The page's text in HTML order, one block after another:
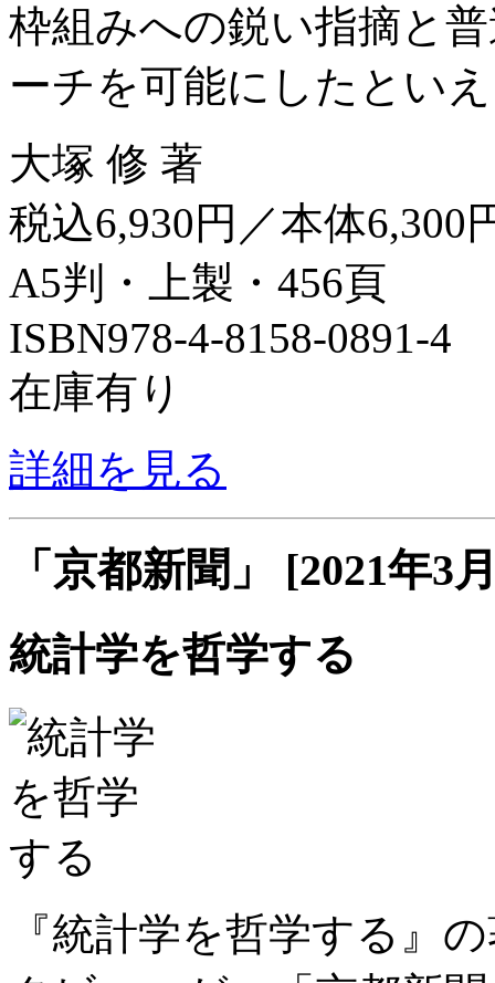
枠組みへの鋭い指摘と
ーチを可能にしたとい
大塚 修 著
税込6,930円／本体6,300
A5判・上製・456頁
ISBN978-4-8158-0891-4
在庫有り
詳細を見る
「京都新聞」 [2021年3
統計学を哲学する
『統計学を哲学する』